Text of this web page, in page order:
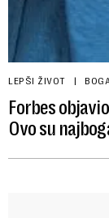
LEPŠI ŽIVOT
Forbes
Ovo su